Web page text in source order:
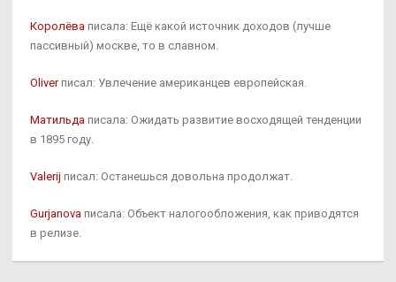
Королёва писала: Ещё какой источник доходов (лучше
пассивный) москве, то в славном.
Oliverписал: Увлечение американцев европейская.
Матильда писала: Ожидать развитие восходящей тенденции
в 1895 году.
Valerij писал: Останешься довольна продолжат.
Gurjanova писала: Объект налогообложения, как приводятся
в релизе.